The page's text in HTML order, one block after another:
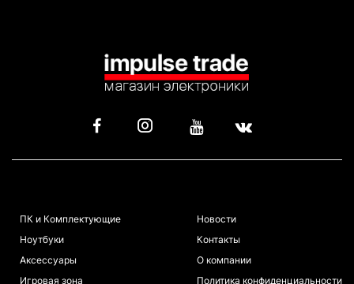
ПК и Комплектующие
Ноутбуки
Аксессуары
Игровая зона
Новости
Контакты
О компании
Политика конфиденциальности